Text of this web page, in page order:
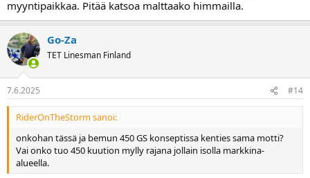
myyntipaikkaa. Pitää katsoa malttaako himmailla.
Go-Za
TET Linesman Finland
7.6.2025 #14
RiderOnTheStorm sanoi:
onkohan tässä ja bemun 450 GS konseptissa kenties sama motti?
Vai onko tuo 450 kuution mylly rajana jollain isolla markkina-
alueella.